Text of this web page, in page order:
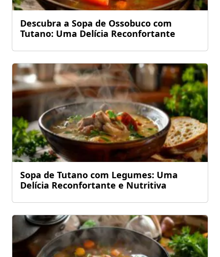
Descubra a Sopa de Ossobuco com
Tutano: Uma Delícia Reconfortante
Sopa de Tutano com Legumes: Uma
Delícia Reconfortante e Nutritiva